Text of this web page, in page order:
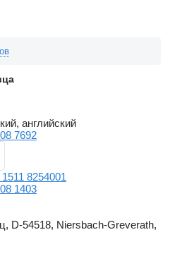
английский
7692
8254001
1403
D-54518, Niersbach-Greverath,